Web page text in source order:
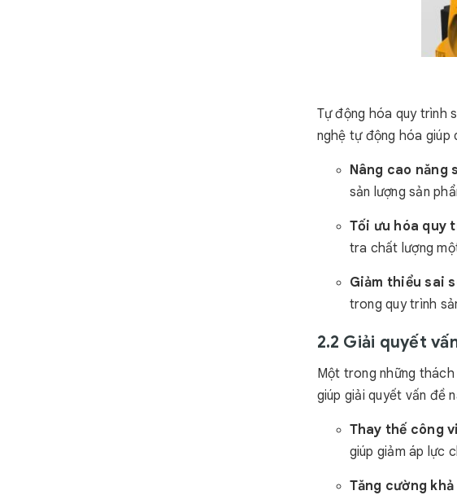
Tự động hóa quy trình
nghệ tự động hóa giúp
Nâng cao năng
sản lượng sản
Tối ưu hóa quy
tra chất lượng
Giảm thiểu sai
trong quy trình
2.2 Giải quyết
Một trong những
giúp giải quyết vấn đề
Thay thế công
giúp giảm áp lực
Tăng cường